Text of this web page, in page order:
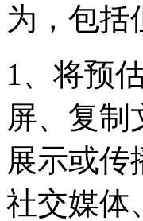
为，包括
1、将预
屏、复制
展示或传
社交媒体